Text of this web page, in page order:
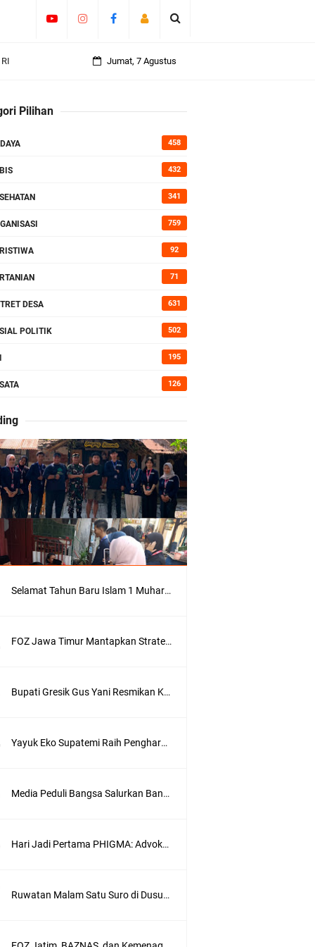
Bumi
di
Jumat, 7 Agustus
Pilihan
458
432
341
759
92
71
DESA 631
POLITIK 502
195
126
Selamat Tahun Baru Islam 1 Muharram 1448 H: Pesan Hijrah Drs. H. Husnul Aqib, M.M. untuk Negeri
FOZ Jawa Timur Mantapkan Strategi Semester II 2026, Fokus pada Penguatan SDM Amil dan Kolaborasi BerdampakNarasi
Bupati Gresik Gus Yani Resmikan Kantor Desa Sidoraharjo: Simbol Komitmen Pelayanan Publik dan Kepedulian Sosial
Yayuk Eko Supatemi Raih Penghargaan IGA Jatim, Inovasi Wayang Kulit untuk Anak Berkebutuhan Khusus
Media Peduli Bangsa Salurkan Bantuan Alat Bantu Jalan untuk Lansia
Hari Jadi Pertama PHIGMA: Advokat dan LBH Perkuat Soliditas di Jakarta
Ruwatan Malam Satu Suro di Dusun Kedungsekar Lor, Tradisi Luhur yang Terus Istiqomah